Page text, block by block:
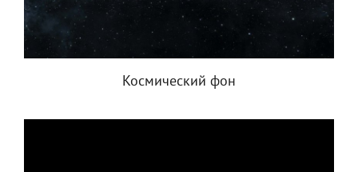
Космический фон